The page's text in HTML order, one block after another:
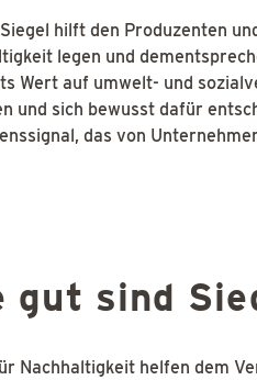
hilft den Produzenten
legen und
Wert auf umwelt- und
und sich bewusst dafür
das von
gut sind
Nachhaltigkeit helfen dem